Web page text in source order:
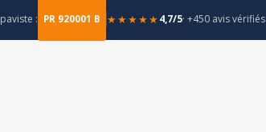
: PR 920001 B ★★★★★4,7/5· +450 avis vérifiés